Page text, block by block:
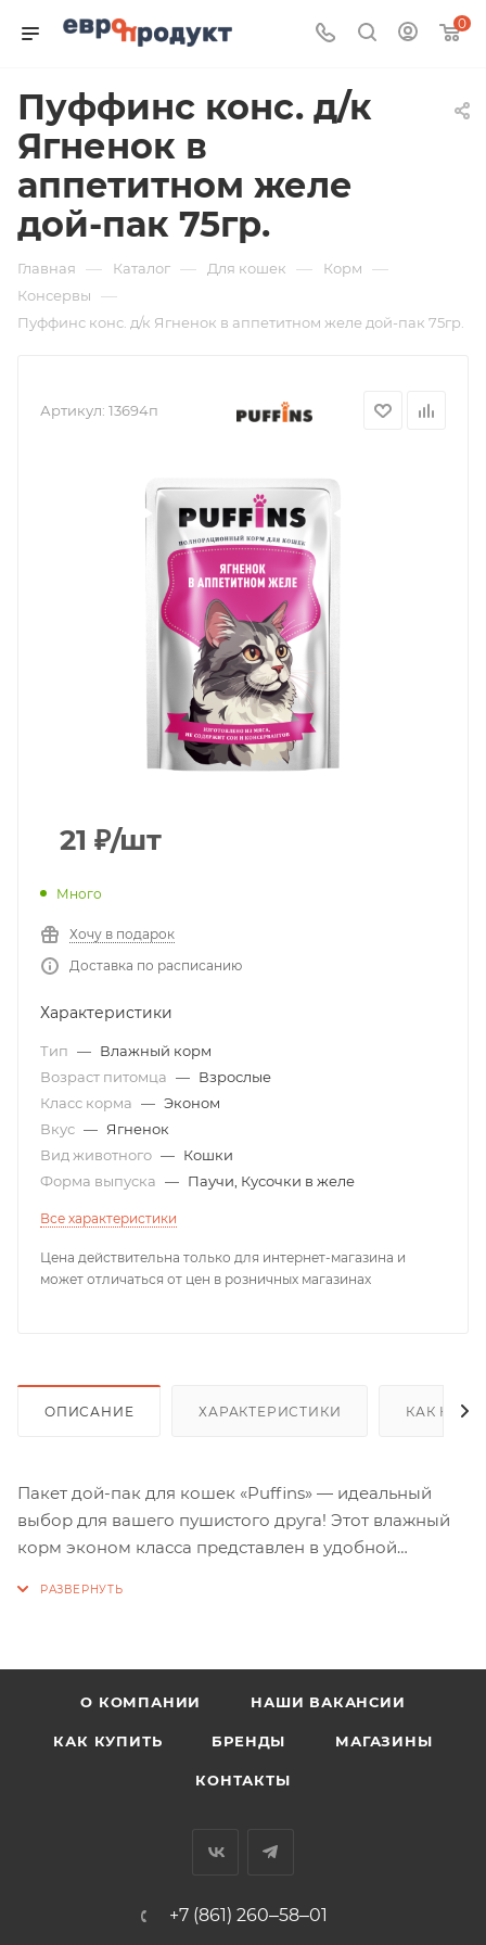
0
Пуффинс конс. д/к
Ягненок в
аппетитном желе
дой-пак 75гр.
Главная — Каталог — Для кошек — Корм —
Консервы —
Пуффинс конс. д/к Ягненок в аппетитном желе дой-пак 75гр.
Артикул: 13694п
21 ₽/шт
Много
Хочу в подарок
Доставка по расписанию
Характеристики
Тип — Влажный корм
Возраст питомца — Взрослые
Класс корма — Эконом
Вкус — Ягненок
Вид животного — Кошки
Форма выпуска — Паучи, Кусочки в желе
Все характеристики
Цена действительна только для интернет-магазина и
может отличаться от цен в розничных магазинах
ОПИСАНИЕ ХАРАКТЕРИСТИКИ КАК
Пакет дой-пак для кошек «Puffins» — идеальный
выбор для вашего пушистого друга! Этот влажный
корм эконом класса представлен в удобной
О КОМПАНИИ НАШИ ВАКАНСИИ
КАК КУПИТЬ БРЕНДЫ МАГАЗИНЫ
КОНТАКТЫ
+7 (861) 260‒58‒01